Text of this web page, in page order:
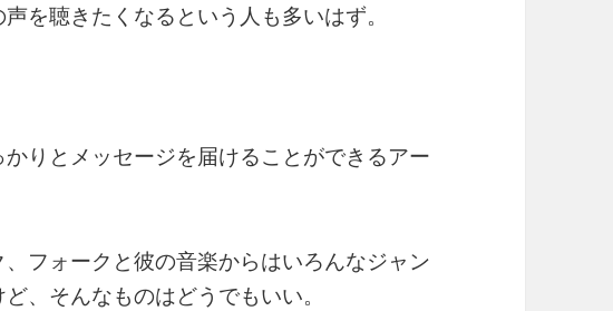
を聴きたくなるという人も多いはず。
りとメッセージを届けることができるアー
フォークと彼の音楽からはいろんなジャン
、そんなものはどうでもいい。